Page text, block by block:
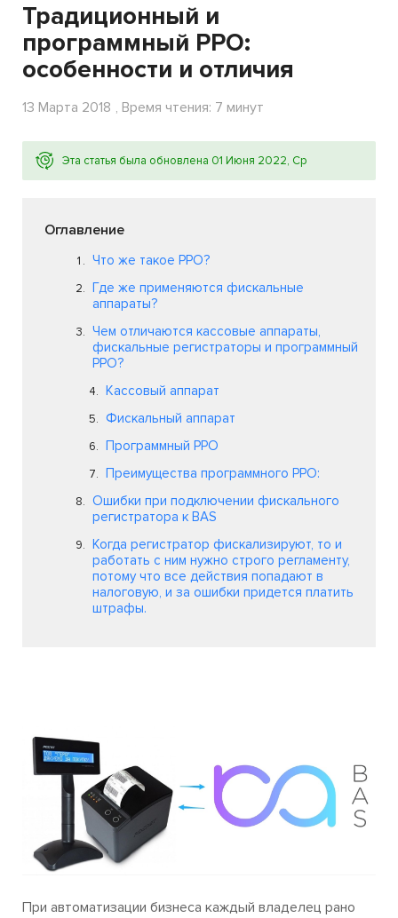
Традиционный и
программный РРО:
особенности и отличия
13 Марта 2018 , Время чтения: 7 минут
Эта статья была обновлена 01 Июня 2022, Ср
Оглавление
Что же такое РРО?
Где же применяются фискальные
аппараты?
Чем отличаются кассовые аппараты,
фискальные регистраторы и программный
РРО?
Кассовый аппарат
Фискальный аппарат
Программный РРО
Преимущества программного РРО:
Ошибки при подключении фискального
регистратора к BAS
Когда регистратор фискализируют, то и
работать с ним нужно строго регламенту,
потому что все действия попадают в
налоговую, и за ошибки придется платить
штрафы.
При автоматизации бизнеса каждый владелец рано